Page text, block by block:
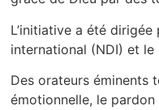
L’initiative a été
international (NDI) et le
Des orateurs éminents
émotionnelle, le